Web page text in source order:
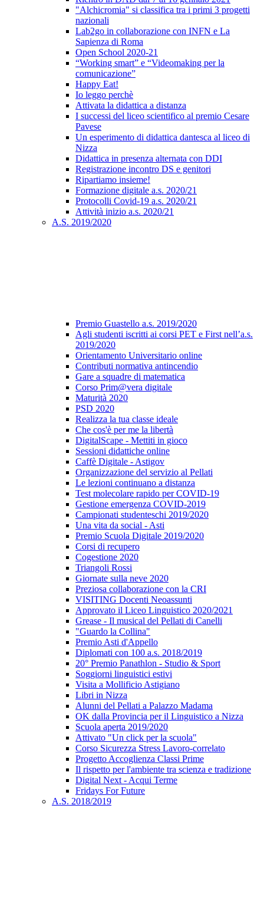
"Alchicromia" si classifica tra i primi 3 progetti
nazionali
Lab2go in collaborazione con INFN e La
Sapienza di Roma
Open School 2020-21
“Working smart” e “Videomaking per la
comunicazione”
Happy Eat!
Io leggo perchè
Attivata la didattica a distanza
I successi del liceo scientifico al premio Cesare
Pavese
Un esperimento di didattica dantesca al liceo di
Nizza
Didattica in presenza alternata con DDI
Registrazione incontro DS e genitori
Ripartiamo insieme!
Formazione digitale a.s. 2020/21
Protocolli Covid-19 a.s. 2020/21
Attività inizio a.s. 2020/21
A.S. 2019/2020
Premio Guastello a.s. 2019/2020
Agli studenti iscritti ai corsi PET e First nell’a.s.
2019/2020
Orientamento Universitario online
Contributi normativa antincendio
Gare a squadre di matematica
Corso Prim@vera digitale
Maturità 2020
PSD 2020
Realizza la tua classe ideale
Che cos'è per me la libertà
DigitalScape - Mettiti in gioco
Sessioni didattiche online
Caffè Digitale - Astigov
Organizzazione del servizio al Pellati
Le lezioni continuano a distanza
Test molecolare rapido per COVID-19
Gestione emergenza COVID-2019
Campionati studenteschi 2019/2020
Una vita da social - Asti
Premio Scuola Digitale 2019/2020
Corsi di recupero
Cogestione 2020
Triangoli Rossi
Giornate sulla neve 2020
Preziosa collaborazione con la CRI
VISITING Docenti Neoassunti
Approvato il Liceo Linguistico 2020/2021
Grease - Il musical del Pellati di Canelli
"Guardo la Collina"
Premio Asti d'Appello
Diplomati con 100 a.s. 2018/2019
20° Premio Panathlon - Studio & Sport
Soggiorni linguistici estivi
Visita a Mollificio Astigiano
Libri in Nizza
Alunni del Pellati a Palazzo Madama
OK dalla Provincia per il Linguistico a Nizza
Scuola aperta 2019/2020
Attivato "Un click per la scuola"
Corso Sicurezza Stress Lavoro-correlato
Progetto Accoglienza Classi Prime
Il rispetto per l'ambiente tra scienza e tradizione
Digital Next - Acqui Terme
Fridays For Future
A.S. 2018/2019